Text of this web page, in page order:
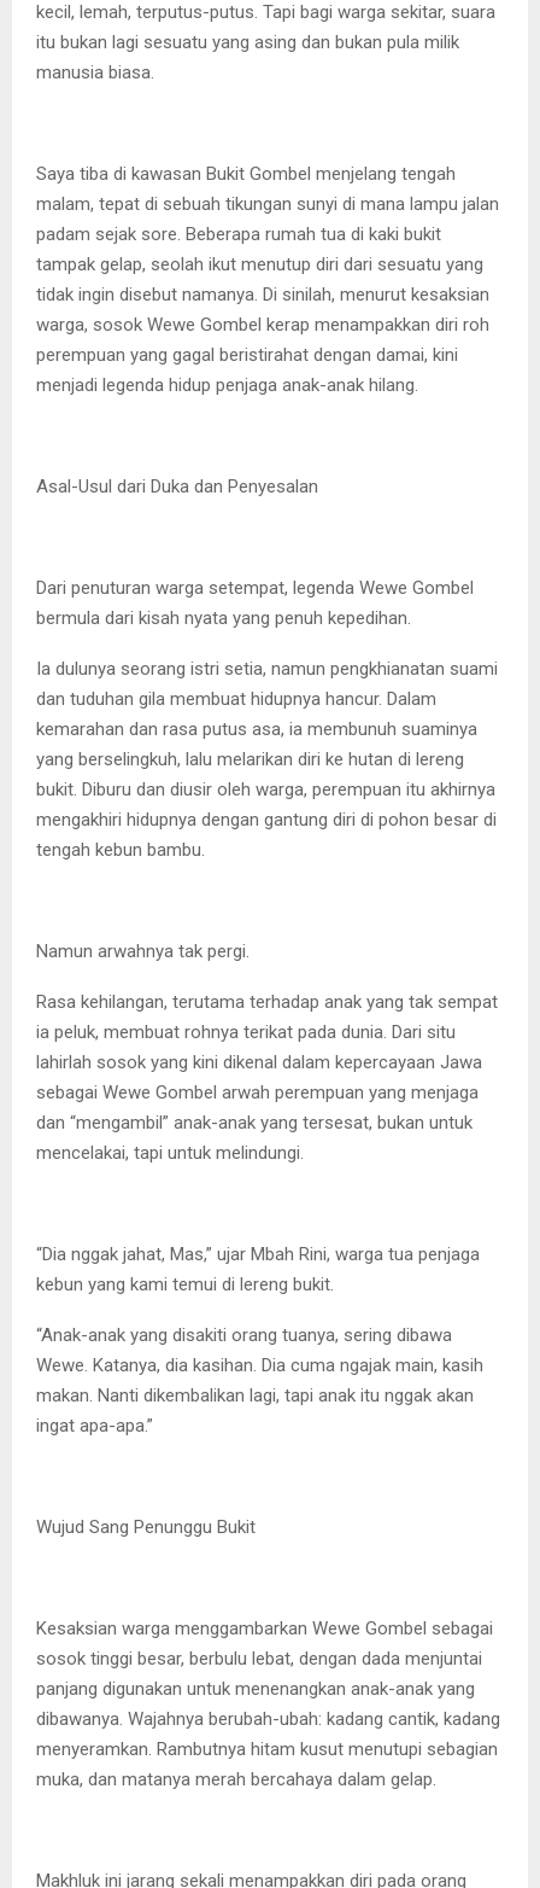
kecil, lemah, terputus-putus. Tapi bagi warga sekitar, suara
itu bukan lagi sesuatu yang asing dan bukan pula milik
manusia biasa.
Saya tiba di kawasan Bukit Gombel menjelang tengah
malam, tepat di sebuah tikungan sunyi di mana lampu jalan
padam sejak sore. Beberapa rumah tua di kaki bukit
tampak gelap, seolah ikut menutup diri dari sesuatu yang
tidak ingin disebut namanya. Di sinilah, menurut kesaksian
warga, sosok Wewe Gombel kerap menampakkan diri roh
perempuan yang gagal beristirahat dengan damai, kini
menjadi legenda hidup penjaga anak-anak hilang.
Asal-Usul dari Duka dan Penyesalan
Dari penuturan warga setempat, legenda Wewe Gombel
bermula dari kisah nyata yang penuh kepedihan.
Ia dulunya seorang istri setia, namun pengkhianatan suami
dan tuduhan gila membuat hidupnya hancur. Dalam
kemarahan dan rasa putus asa, ia membunuh suaminya
yang berselingkuh, lalu melarikan diri ke hutan di lereng
bukit. Diburu dan diusir oleh warga, perempuan itu akhirnya
mengakhiri hidupnya dengan gantung diri di pohon besar di
tengah kebun bambu.
Namun arwahnya tak pergi.
Rasa kehilangan, terutama terhadap anak yang tak sempat
ia peluk, membuat rohnya terikat pada dunia. Dari situ
lahirlah sosok yang kini dikenal dalam kepercayaan Jawa
sebagai Wewe Gombel arwah perempuan yang menjaga
dan “mengambil” anak-anak yang tersesat, bukan untuk
mencelakai, tapi untuk melindungi.
“Dia nggak jahat, Mas,” ujar Mbah Rini, warga tua penjaga
kebun yang kami temui di lereng bukit.
“Anak-anak yang disakiti orang tuanya, sering dibawa
Wewe. Katanya, dia kasihan. Dia cuma ngajak main, kasih
makan. Nanti dikembalikan lagi, tapi anak itu nggak akan
ingat apa-apa.”
Wujud Sang Penunggu Bukit
Kesaksian warga menggambarkan Wewe Gombel sebagai
sosok tinggi besar, berbulu lebat, dengan dada menjuntai
panjang digunakan untuk menenangkan anak-anak yang
dibawanya. Wajahnya berubah-ubah: kadang cantik, kadang
menyeramkan. Rambutnya hitam kusut menutupi sebagian
muka, dan matanya merah bercahaya dalam gelap.
Makhluk ini jarang sekali menampakkan diri pada orang